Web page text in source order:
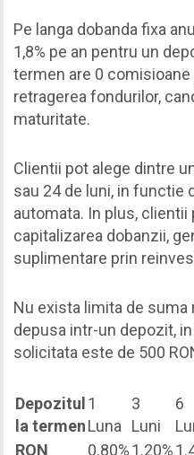
Pe langa dobanda fixa
1,8% pe an pentru un
termen are 0
retragerea fondurilor,
maturitate.
Clientii pot alege dintre
sau 24 de luni, in functie
automata. In plus, clientii
capitalizarea dobanzii,
suplimentare prin
Nu exista limita de suma
depusa intr-un depozit,
solicitata este de 500
Depozitul
la termen
1
Luna
3
Luni
6
RON
0.80%1.20%